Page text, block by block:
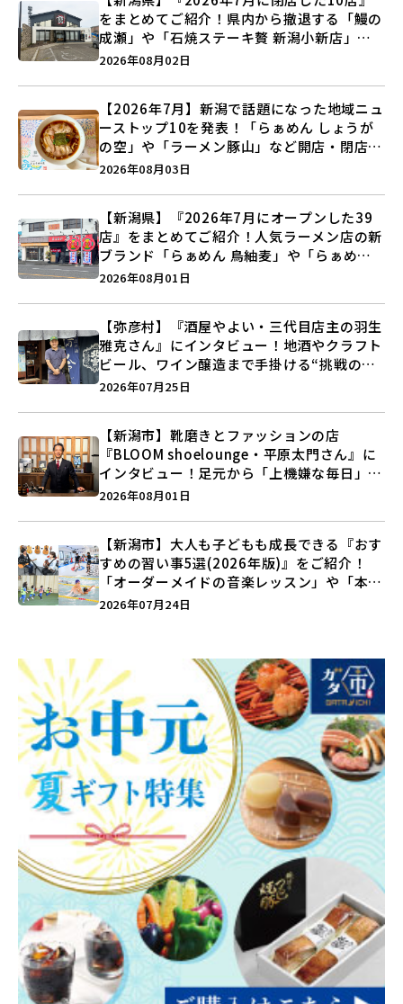
をまとめてご紹介！県内から撤退する「鰻の
成瀬」や「石焼ステーキ贅 新潟小新店」が
営業に幕…。
2026年08月02日
【2026年7月】新潟で話題になった地域ニュ
ーストップ10を発表！「らぁめん しょうが
の空」や「ラーメン豚山」など開店・閉店の
注目記事をランキングでご紹介♪
2026年08月03日
【新潟県】『2026年7月にオープンした39
店』をまとめてご紹介！人気ラーメン店の新
ブランド「らぁめん 鳥紬麦」や「らぁめん
しょうがの空」など盛りだくさん♪
2026年08月01日
【弥彦村】『酒屋やよい・三代目店主の羽生
雅克さん』にインタビュー！地酒やクラフト
ビール、ワイン醸造まで手掛ける“挑戦の歴
史”に迫る♪
2026年07月25日
【新潟市】靴磨きとファッションの店
『BLOOM shoelounge・平原太門さん』に
インタビュー！足元から「上機嫌な毎日」を
つくる装いの提案とは？
2026年08月01日
【新潟市】大人も子どもも成長できる『おす
すめの習い事5選(2026年版)』をご紹介！
「オーダーメイドの音楽レッスン」や「本格
キックボクシング」で新しい自分を見つけよ
2026年07月24日